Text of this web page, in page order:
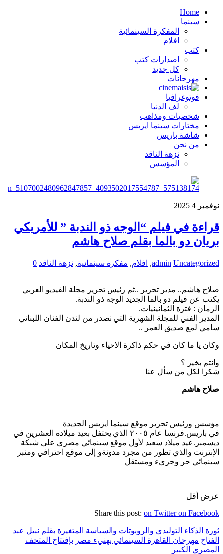
Home
سينما
المفكرة السينمائية
افلام
كتب
اصدارات كتب
كل جديد
مهرجانات
فوتوغرافيا
لف الدنيا
شخصيات ومذاهب
مختارات سينما ايزيس
شاشة باريس
من نحن
نزهة الناقد
المؤسس
نوفمبر 4
2025
قراءة في فيلم “الوجه ذو الندبة ” للأمريكي
بريان دو بالما بقلم صلاح هاشم
admin Uncategorized
, افلام, مفكرة سينمائية, نزهة الناقد 0
صلاح هاشم.. مدير تحرير ..ثم رئيس تحرير مجلة الفيديو العربي
يكتب عن فيلم دو بالما الجديد الوجه ذو الندبة.
الزمان : فترة الثمانينيات.
المدير الفني للمجلة الشهرية التي تصدر من لندن الفنان اللبناني
سامي لمع صديق العمر ..
وكان يا ما كان في حكم ذاكرة الاحياء وتاريخ المكان
وانتم بخير ؟
شكرا لكل من سأل عنا
صلاح هاشم
مؤسس ورئيس تحرير موقع سينما ايزيس الجديدة
في باريس.فرنسا عام ٢٠٠٥ الذي يحتفل بعيد ميلاده العشرين في
ديسمبر.عيد ميلاد سعيد لأول موقع سينمائي مصري على شبكة
الإنترنت والذي تطور من مجرد مدونةو إلى موقع احترافي ومنبر
سينمائي حر وجريء ومستقل
عرض أقل
Share this post: on Twitter on Facebook
ثورة الذكاء التوليدي والروبوتات والسياسة المتغيرة بقلم نبيل عبد
الفتاح مهرجان القاهرة السينمائي يهنيء مصر بإفتتاح المتحف
المصري الكبير